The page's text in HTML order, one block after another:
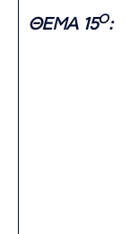
ΘΕΜΑ 15Ο: